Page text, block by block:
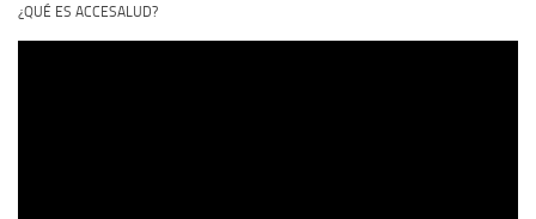
¿QUÉ ES ACCESALUD?